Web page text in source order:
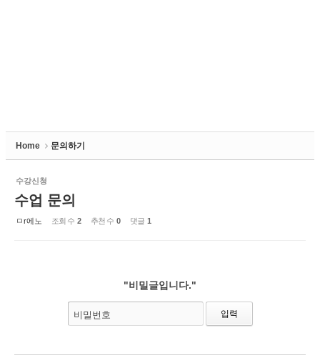
Home 문의하기
수강신청
수업 문의
ㅁr에노 조회 수 2 추천 수 0 댓글 1
"비밀글입니다."
비밀번호